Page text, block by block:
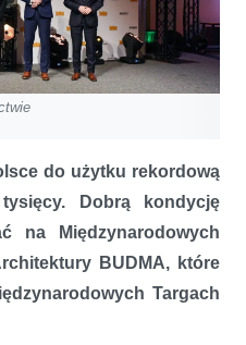
do użytku rekordową
Dobrą kondycję
na Międzynarodowych
BUDMA, które
Targach